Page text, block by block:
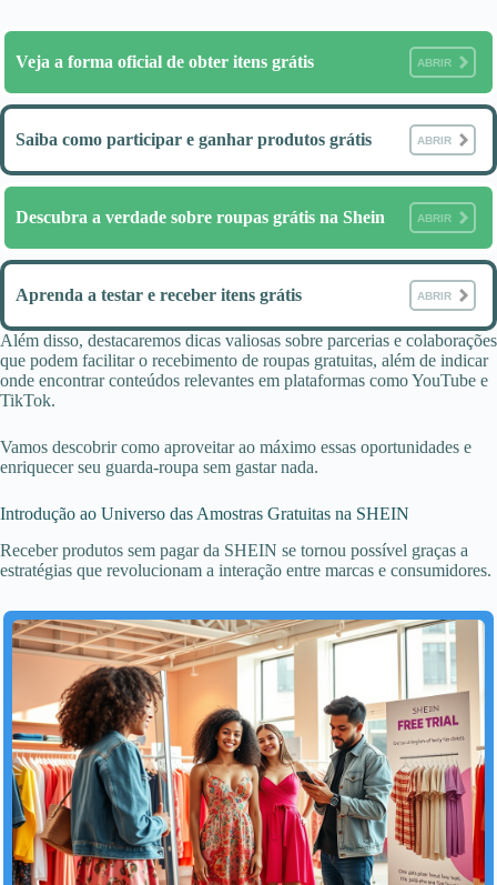
Veja a forma oficial de obter itens grátis ABRIR
Saiba como participar e ganhar produtos grátis ABRIR
Descubra a verdade sobre roupas grátis na Shein ABRIR
Aprenda a testar e receber itens grátis ABRIR
Além disso, destacaremos dicas valiosas sobre parcerias e colaborações
que podem facilitar o recebimento de roupas gratuitas, além de indicar
onde encontrar conteúdos relevantes em plataformas como YouTube e
TikTok.
Vamos descobrir como aproveitar ao máximo essas oportunidades e
enriquecer seu guarda-roupa sem gastar nada.
Introdução ao Universo das Amostras Gratuitas na SHEIN
Receber produtos sem pagar da SHEIN se tornou possível graças a
estratégias que revolucionam a interação entre marcas e consumidores.